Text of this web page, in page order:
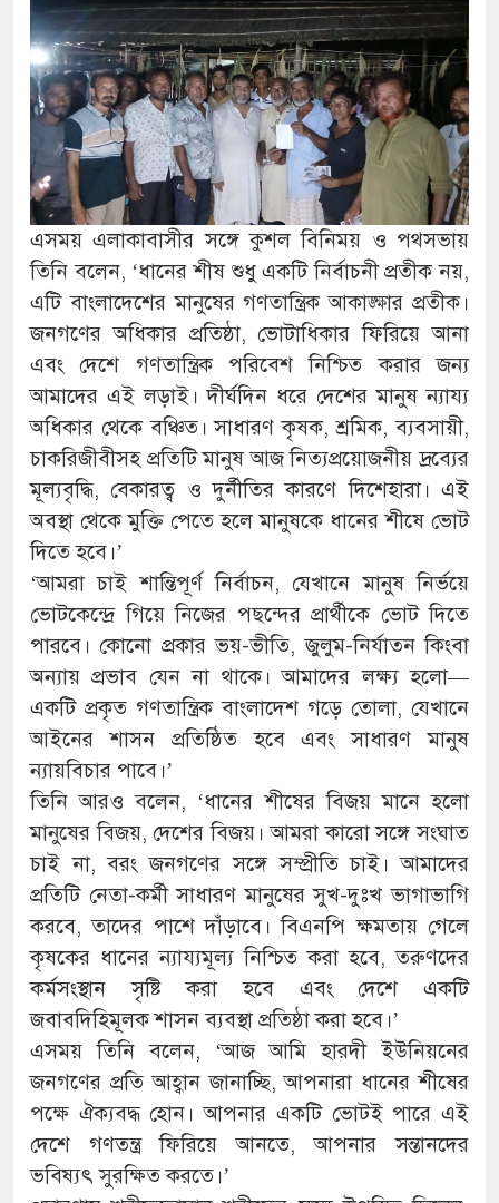
এসময় এলাকাবাসীর সঙ্গে কুশল বিনিময় ও পথসভায়
তিনি বলেন, ‘ধানের শীষ শুধু একটি নির্বাচনী প্রতীক নয়,
এটি বাংলাদেশের মানুষের গণতান্ত্রিক আকাঙ্ক্ষার প্রতীক।
জনগণের অধিকার প্রতিষ্ঠা, ভোটাধিকার ফিরিয়ে আনা
এবং দেশে গণতান্ত্রিক পরিবেশ নিশ্চিত করার জন্য
আমাদের এই লড়াই। দীর্ঘদিন ধরে দেশের মানুষ ন্যায্য
অধিকার থেকে বঞ্চিত। সাধারণ কৃষক, শ্রমিক, ব্যবসায়ী,
চাকরিজীবীসহ প্রতিটি মানুষ আজ নিত্যপ্রয়োজনীয় দ্রব্যের
মূল্যবৃদ্ধি, বেকারত্ব ও দুর্নীতির কারণে দিশেহারা। এই
অবস্থা থেকে মুক্তি পেতে হলে মানুষকে ধানের শীষে ভোট
দিতে হবে।’
‘আমরা চাই শান্তিপূর্ণ নির্বাচন, যেখানে মানুষ নির্ভয়ে
ভোটকেন্দ্রে গিয়ে নিজের পছন্দের প্রার্থীকে ভোট দিতে
পারবে। কোনো প্রকার ভয়-ভীতি, জুলুম-নির্যাতন কিংবা
অন্যায় প্রভাব যেন না থাকে। আমাদের লক্ষ্য হলো—
একটি প্রকৃত গণতান্ত্রিক বাংলাদেশ গড়ে তোলা, যেখানে
আইনের শাসন প্রতিষ্ঠিত হবে এবং সাধারণ মানুষ
ন্যায়বিচার পাবে।’
তিনি আরও বলেন, ‘ধানের শীষের বিজয় মানে হলো
মানুষের বিজয়, দেশের বিজয়। আমরা কারো সঙ্গে সংঘাত
চাই না, বরং জনগণের সঙ্গে সম্প্রীতি চাই। আমাদের
প্রতিটি নেতা-কর্মী সাধারণ মানুষের সুখ-দুঃখ ভাগাভাগি
করবে, তাদের পাশে দাঁড়াবে। বিএনপি ক্ষমতায় গেলে
কৃষকের ধানের ন্যায্যমূল্য নিশ্চিত করা হবে, তরুণদের
কর্মসংস্থান সৃষ্টি করা হবে এবং দেশে একটি
জবাবদিহিমূলক শাসন ব্যবস্থা প্রতিষ্ঠা করা হবে।’
এসময় তিনি বলেন, ‘আজ আমি হারদী ইউনিয়নের
জনগণের প্রতি আহ্বান জানাচ্ছি, আপনারা ধানের শীষের
পক্ষে ঐক্যবদ্ধ হোন। আপনার একটি ভোটই পারে এই
দেশে গণতন্ত্র ফিরিয়ে আনতে, আপনার সন্তানদের
ভবিষ্যৎ সুরক্ষিত করতে।’